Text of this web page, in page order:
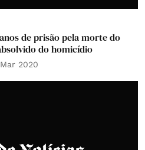
de prisão pela morte do
do homicídio
2020